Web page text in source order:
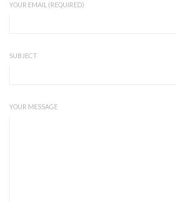
YOUR EMAIL (REQUIRED)
SUBJECT
YOUR MESSAGE